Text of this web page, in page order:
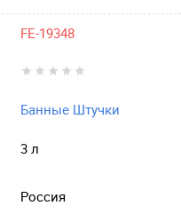
FE-19348
Банные Штучки
3 л
Россия